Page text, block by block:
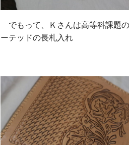
でもって、Ｋさんは高等科課題
ーテッドの長札入れ